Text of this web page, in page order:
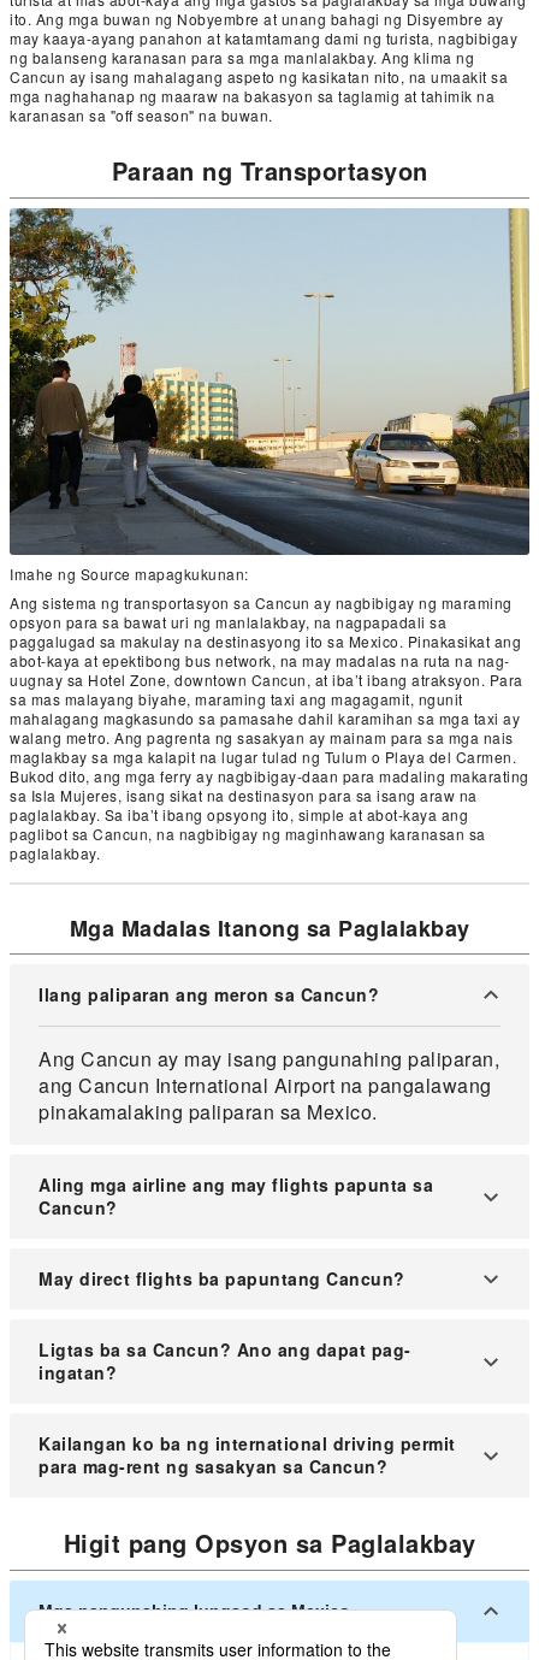
ito. Ang mga buwan ng Nobyembre at unang bahagi ng Disyembre ay
may kaaya-ayang panahon at katamtamang dami ng turista, nagbibigay
ng balanseng karanasan para sa mga manlalakbay. Ang klima ng
Cancun ay isang mahalagang aspeto ng kasikatan nito, na umaakit sa
mga naghahanap ng maaraw na bakasyon sa taglamig at tahimik na
karanasan sa "off season" na buwan.
Paraan ng Transportasyon
Imahe ng Source mapagkukunan:
Ang sistema ng transportasyon sa Cancun ay nagbibigay ng maraming
opsyon para sa bawat uri ng manlalakbay, na nagpapadali sa
paggalugad sa makulay na destinasyong ito sa Mexico. Pinakasikat ang
abot-kaya at epektibong bus network, na may madalas na ruta na nag-
uugnay sa Hotel Zone, downtown Cancun, at iba’t ibang atraksyon. Para
sa mas malayang biyahe, maraming taxi ang magagamit, ngunit
mahalagang magkasundo sa pamasahe dahil karamihan sa mga taxi ay
walang metro. Ang pagrenta ng sasakyan ay mainam para sa mga nais
maglakbay sa mga kalapit na lugar tulad ng Tulum o Playa del Carmen.
Bukod dito, ang mga ferry ay nagbibigay-daan para madaling makarating
sa Isla Mujeres, isang sikat na destinasyon para sa isang araw na
paglalakbay. Sa iba’t ibang opsyong ito, simple at abot-kaya ang
paglibot sa Cancun, na nagbibigay ng maginhawang karanasan sa
paglalakbay.
Mga Madalas Itanong sa Paglalakbay
Ilang paliparan ang meron sa Cancun?
Ang Cancun ay may isang pangunahing paliparan,
ang Cancun International Airport na pangalawang
pinakamalaking paliparan sa Mexico.
Aling mga airline ang may flights papunta sa
Cancun?
Maraming airline mula sa Mexico at mga kalapit na
bansa, tulad ng Estados Unidos, ang may flights
May direct flights ba papuntang Cancun?
Sa kasalukuyan, walang direktang paglipad mula
Pilipinas papuntang Cancun. Karamihan sa mga
Ligtas ba sa Cancun? Ano ang dapat pag-
ingatan?
Karaniwang ligtas sa Cancun at ito ang isa sa mga
pinaka ligtas na lugar sa Mexico.
Kailangan ko ba ng international driving permit
para mag-rent ng sasakyan sa Cancun?
Maaaring kailanganin ang pandaigdigang lisensya
sa pagmamaneho kapag nagre-renta ng sasakyan.
Mainam na ihanda ito nang maaga para sa mas
maayos na proseso.
Higit pang Opsyon sa Paglalakbay
Mga pangunahing lungsod sa Mexico